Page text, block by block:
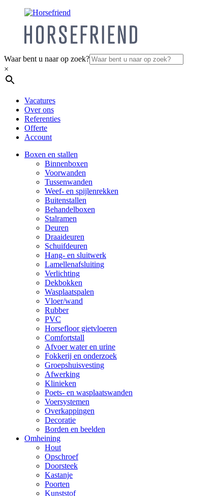
Waar bent u naar op zoek?
×
Vacatures
Over ons
Referenties
Offerte
Account
Boxen en stallen
Binnenboxen
Voorwanden
Tussenwanden
Weef- en spijlenrekken
Buitenstallen
Behandelboxen
Stalramen
Deuren
Draaideuren
Schuifdeuren
Hang- en sluitwerk
Lamellenafsluiting
Verlichting
Dekbokken
Wasplaatspalen
Vloer/wand
Rubber
PVC
Horsefloor gietvloeren
Comfortstall
Afvoer water en urine
Fokkerij en onderzoek
Groepshuisvesting
Afwerking
Klinieken
Poets- en wasplaatswanden
Voersystemen
Overkappingen
Decoratie
Borden en beelden
Omheining
Hout
Opschroef
Doorsteek
Kastanje
Poorten
Kunststof